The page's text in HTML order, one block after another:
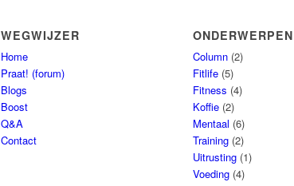
WEGWIJZER
Home
Praat! (forum)
Blogs
Boost
Q&A
Contact
ONDERWERPEN
Column (2)
Fitlife (5)
Fitness (4)
Koffie (2)
Mentaal (6)
Training (2)
Uitrusting (1)
Voeding (4)